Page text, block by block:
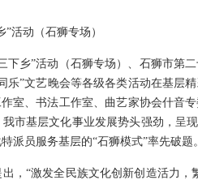
活动（石狮专场）
下乡”活动（石狮专场）、石狮市第
乐”文艺晚会等各级各类活动在基层
室、书法工作室、曲艺家协会什音
市基层文化事业发展势头强劲，呈
派员服务基层的“石狮模式”率先破题。
，“激发全民族文化创新创造活力